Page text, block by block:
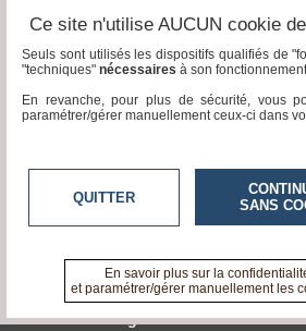
www.medias-
Contactez-nous
A propos de www.medias-
Devenir délégué
Ce site n'utilise AUCUN cookie
Seuls sont utilisés les dispositifs qualifiés de
"techniques" nécessaires à son
En revanche, pour plus de sécurité, vous
paramétrer/gérer manuellement ceux-ci dans
QUITTER
SANS
En savoir plus sur la
et paramétrer/gérer manuellement les